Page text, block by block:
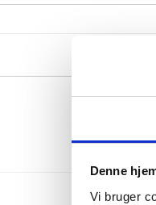
Denne
Vi bruger